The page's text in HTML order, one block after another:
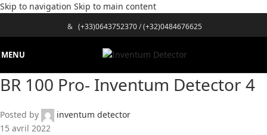
Skip to navigation Skip to main content
& (+33)0643752370/(+32)0484676625
MENU
BR 100 Pro- Inventum Detector 4
Posted by
inventum detector
15 avril 2022